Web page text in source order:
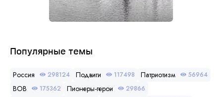
Популярные темы
Россия 298124 Подвиги 117498 Патриотизм 56964
ВОВ 175362 Пионеры-герои 29866